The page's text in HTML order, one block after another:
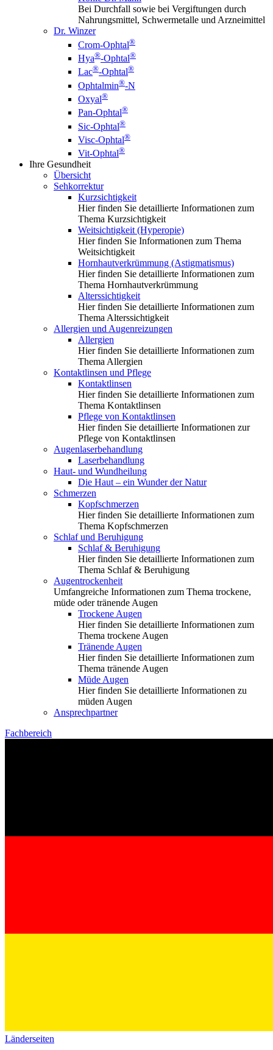
Bei Durchfall sowie bei Vergiftungen durch
Nahrungsmittel, Schwermetalle und Arzneimittel
Dr. Winzer
Crom-Ophtal®
Hya®-Ophtal®
Lac®-Ophtal®
Ophtalmin®-N
Oxyal®
Pan-Ophtal®
Sic-Ophtal®
Visc-Ophtal®
Vit-Ophtal®
Ihre Gesundheit
Übersicht
Sehkorrektur
Kurzsichtigkeit
Hier finden Sie detaillierte Informationen zum
Thema Kurzsichtigkeit
Weitsichtigkeit (Hyperopie)
Hier finden Sie Informationen zum Thema
Weitsichtigkeit
Hornhautverkrümmung (Astigmatismus)
Hier finden Sie detaillierte Informationen zum
Thema Hornhautverkrümmung
Alterssichtigkeit
Hier finden Sie detaillierte Informationen zum
Thema Alterssichtigkeit
Allergien und Augenreizungen
Allergien
Hier finden Sie detaillierte Informationen zum
Thema Allergien
Kontaktlinsen und Pflege
Kontaktlinsen
Hier finden Sie detaillierte Informationen zum
Thema Kontaktlinsen
Pflege von Kontaktlinsen
Hier finden Sie detaillierte Informationen zur
Pflege von Kontaktlinsen
Augenlaserbehandlung
Laserbehandlung
Haut- und Wundheilung
Die Haut – ein Wunder der Natur
Schmerzen
Kopfschmerzen
Hier finden Sie detaillierte Informationen zum
Thema Kopfschmerzen
Schlaf und Beruhigung
Schlaf & Beruhigung
Hier finden Sie detaillierte Informationen zum
Thema Schlaf & Beruhigung
Augentrockenheit
Umfangreiche Informationen zum Thema trockene,
müde oder tränende Augen
Trockene Augen
Hier finden Sie detaillierte Informationen zum
Thema trockene Augen
Tränende Augen
Hier finden Sie detaillierte Informationen zum
Thema tränende Augen
Müde Augen
Hier finden Sie detaillierte Informationen zu
müden Augen
Ansprechpartner
Fachbereich
Länderseiten